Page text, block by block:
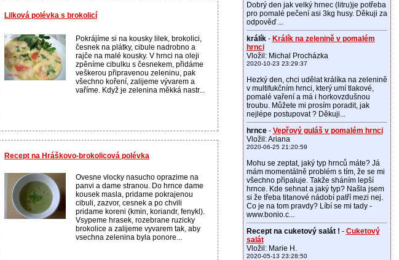
Lilková polévka s brokolicí
Pokrájíme si na kousky lilek, brokolici,
česnek na plátky, cibule nadrobno a
rajče na malé kousky. V hrnci na oleji
zpěníme cibulku s česnekem, přidáme
veškerou připravenou zeleninu, pak
všechno koření, zalijeme vývarem a
vaříme. Když je zelenina měkká nastr...
Recept na Hráškovo-brokolicová polévka
Ovesne vlocky nasucho oprazime na
panvi a dame stranou. Do hrnce dame
kousek masla, pridame pokrajenou
cibuli, zazvor, cesnek a po chvili
pridame koreni (kmin, koriandr, fenykl).
Vsypeme hrasek, rozebrane ruzicky
brokolice a zalijeme vyvarem tak, aby
vsechna zelenina byla ponore...
Dobrý den jak velký hrnec (litru)je potřeba
pro pomalé pečení asi 3kg husy. Děkuji za
odpověď ...
králík- Králík na zelenině v pomalém
hrnci
Vložil: Michal Procházka
2020-10-23 23:29:37
Hezký den, chci udělat králíka na zelenině
v multifukčním hrnci, který umí tlakové,
pomalé vaření a má i horkovzdušnou
troubu. Můžete mi prosím poradit, jak
nejlépe postupovat ? Děkuji...
hrnce- Vepřový guláš v pomalém hrnci
Vložil: Ariana
2020-06-25 21:20:59
Mohu se zeptat, jaký typ hrnců máte? Já
mám momentálně problém s tím, že se mi
všechno připaluje. Takže sháním lepší
hrnce. Kde sehnat a jaký typ? Našla jsem
si že třeba titanové nádobí patří mezi nej.
Co je na tom pravdy? Líbí se mi tady -
www.bonio.c...
Recept na cuketový salát ! - Cuketový
salát
Vložil: Marie H.
2020-05-13 23:28:50